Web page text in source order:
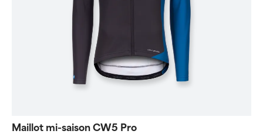
Maillot mi-saison CW5 Pro